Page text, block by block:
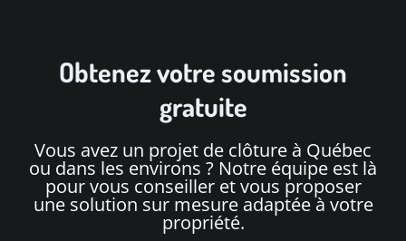
Obtenez votre soumission
gratuite
Vous avez un projet de clôture à Québec
ou dans les environs ? Notre équipe est là
pour vous conseiller et vous proposer
une solution sur mesure adaptée à votre
propriété.